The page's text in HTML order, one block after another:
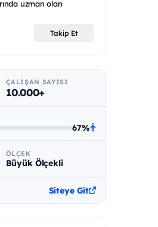
uzman olan
Takip Et
ÇALIŞAN SAYISI
10.000+
67%
ÖLÇEK
Büyük Ölçekli
Siteye Git